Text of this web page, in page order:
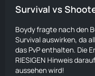
Survival vs
Boydy fragte nach den
Survivalauswirken, da
das PvP enthalten. Die
RIESIGEN Hinweis
aussehen wird!